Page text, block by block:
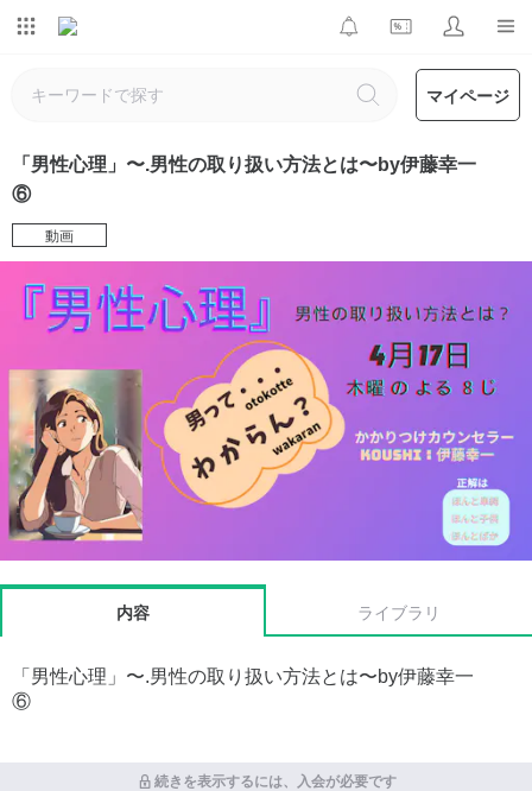
マイページ
「男性心理」〜.男性の取り扱い方法とは〜by伊藤幸一
⑥
動画
内容 ライブラリ
「男性心理」〜.男性の取り扱い方法とは〜by伊藤幸一
⑥
続きを表示するには、入会が必要です